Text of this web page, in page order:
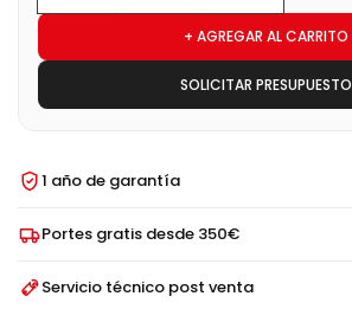
+ AGREGAR AL CARRITO
SOLICITAR PRESUPUESTO
1 año de garantía
Portes gratis desde 350€
Servicio técnico post venta